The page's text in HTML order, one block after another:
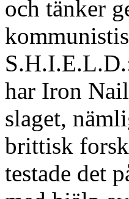
och tänker
har Iron
slaget,
brittisk
testade det